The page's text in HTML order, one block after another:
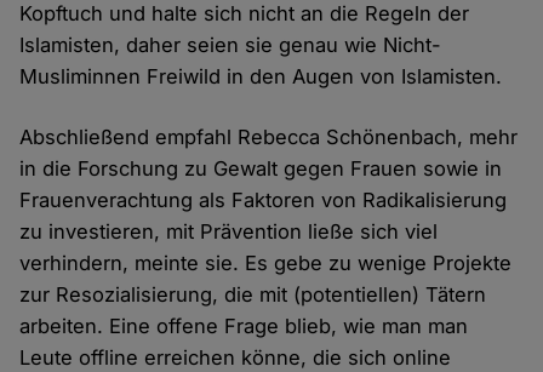
Kopftuch und halte sich nicht an die Regeln der
Islamisten, daher seien sie genau wie Nicht-
Musliminnen Freiwild in den Augen von Islamisten.
Abschließend empfahl Rebecca Schönenbach, mehr
in die Forschung zu Gewalt gegen Frauen sowie in
Frauenverachtung als Faktoren von Radikalisierung
zu investieren, mit Prävention ließe sich viel
verhindern, meinte sie. Es gebe zu wenige Projekte
zur Resozialisierung, die mit (potentiellen) Tätern
arbeiten. Eine offene Frage blieb, wie man man
Leute offline erreichen könne, die sich online